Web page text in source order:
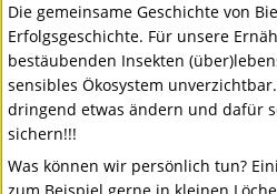
Die gemeinsame Geschichte von
Erfolgsgeschichte. Für unsere
bestäubenden Insekten
sensibles Ökosystem
dringend etwas ändern und dafür
sichern!!!
Was können wir persönlich tun?